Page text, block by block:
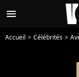
menu
Accueil Célébrités